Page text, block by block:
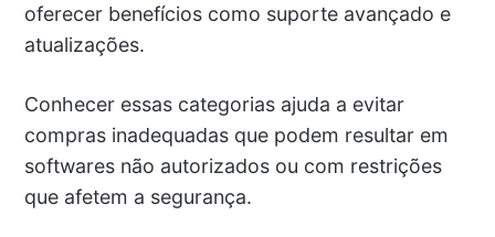
oferecer benefícios como suporte avançado e
atualizações.
Conhecer essas categorias ajuda a evitar
compras inadequadas que podem resultar em
softwares não autorizados ou com restrições
que afetem a segurança.